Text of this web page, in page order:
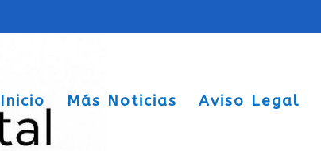
Inicio Más Noticias Aviso Legal